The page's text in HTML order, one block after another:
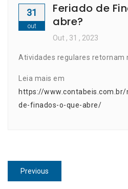
31
out
Feriado de
abre?
Out , 31 , 2023
Atividades regulares retornam
Leia mais em
https://
de-finados-o-que-abre/
Navegação
Previous
post: